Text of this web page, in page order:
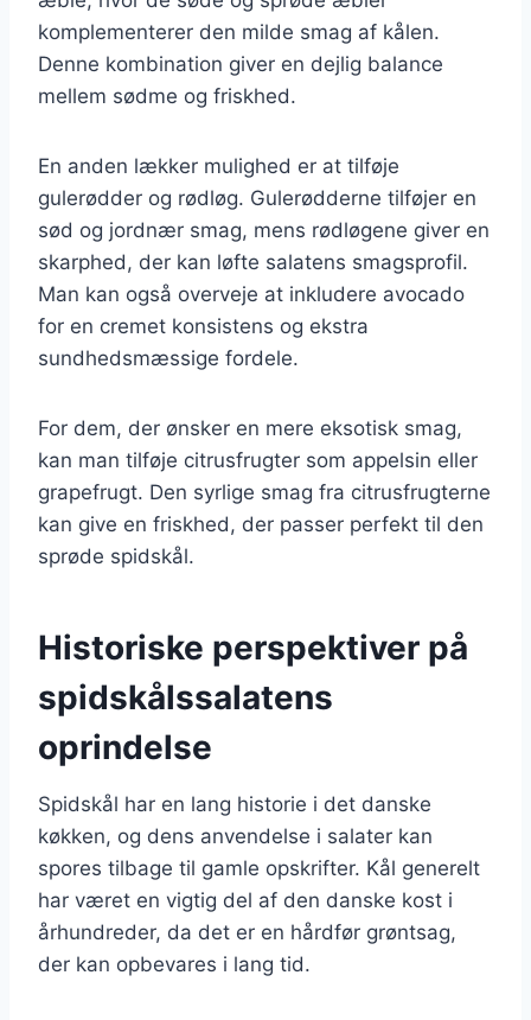
komplementerer den milde smag af kålen.
Denne kombination giver en dejlig balance
mellem sødme og friskhed.
En anden lækker mulighed er at tilføje
gulerødder og rødløg. Gulerødderne tilføjer en
sød og jordnær smag, mens rødløgene giver en
skarphed, der kan løfte salatens smagsprofil.
Man kan også overveje at inkludere avocado
for en cremet konsistens og ekstra
sundhedsmæssige fordele.
For dem, der ønsker en mere eksotisk smag,
kan man tilføje citrusfrugter som appelsin eller
grapefrugt. Den syrlige smag fra citrusfrugterne
kan give en friskhed, der passer perfekt til den
sprøde spidskål.
Historiske perspektiver på
spidskålssalatens
oprindelse
Spidskål har en lang historie i det danske
køkken, og dens anvendelse i salater kan
spores tilbage til gamle opskrifter. Kål generelt
har været en vigtig del af den danske kost i
århundreder, da det er en hårdfør grøntsag,
der kan opbevares i lang tid.